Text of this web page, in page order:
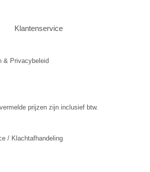
Klantenservice
& Privacybeleid
prijzen zijn inclusief btw.
/ Klachtafhandeling